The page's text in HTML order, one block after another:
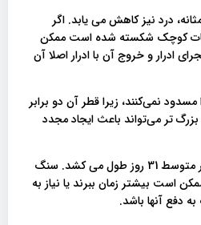
درد نیز کاهش می یابد. اگر
کوچک شکسته شده است ممکن
ادرار و خروج آن با ادرار اصلا آن
نمی‌کنند، زیرا قطر آن دو برابر
‌تر می‌تواند باعث ایجاد مجدد
عبور یک سنگ کوچک به طور متوسط ​​31 روز طول می کشد. سنگ
ممکن است بیشتر زمان ببرند یا نیاز به
آنها باشد.